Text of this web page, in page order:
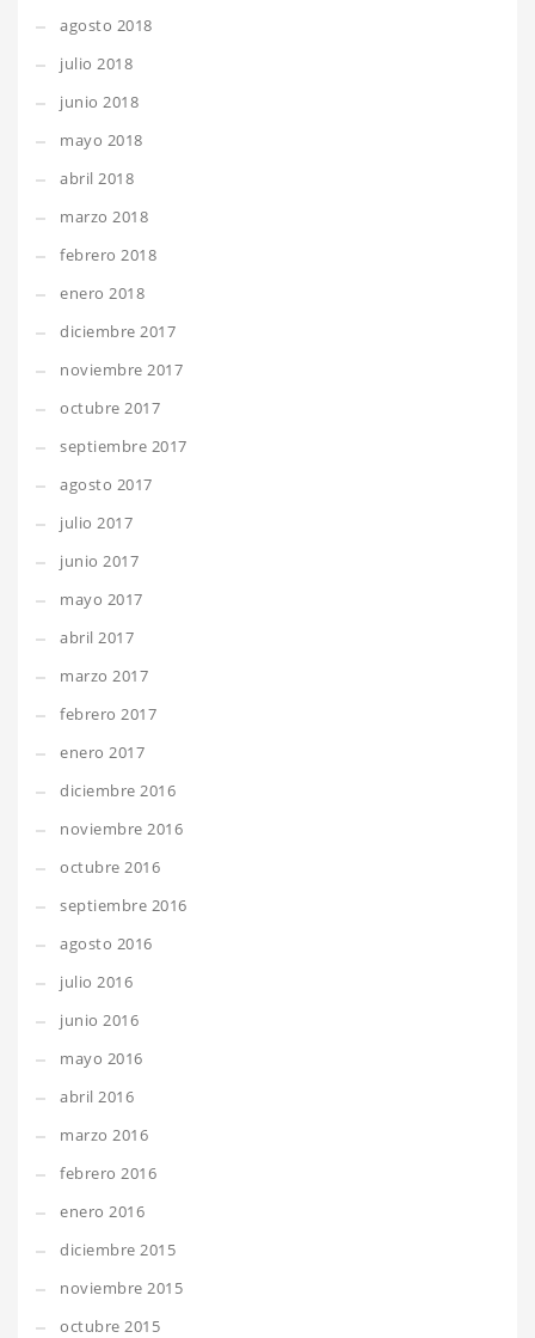
agosto 2018
julio 2018
junio 2018
mayo 2018
abril 2018
marzo 2018
febrero 2018
enero 2018
diciembre 2017
noviembre 2017
octubre 2017
septiembre 2017
agosto 2017
julio 2017
junio 2017
mayo 2017
abril 2017
marzo 2017
febrero 2017
enero 2017
diciembre 2016
noviembre 2016
octubre 2016
septiembre 2016
agosto 2016
julio 2016
junio 2016
mayo 2016
abril 2016
marzo 2016
febrero 2016
enero 2016
diciembre 2015
noviembre 2015
octubre 2015